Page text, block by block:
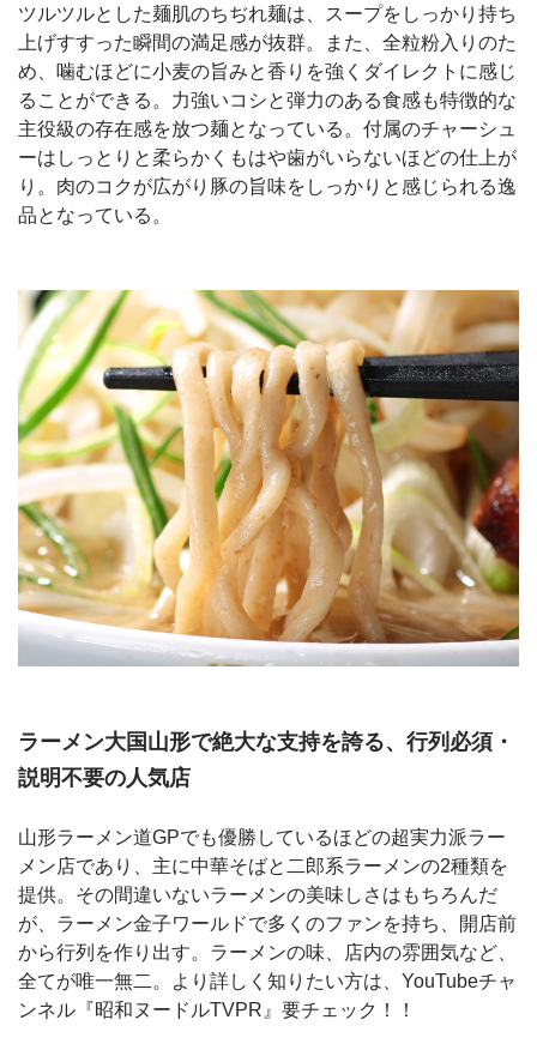
ツルツルとした麺肌のちぢれ麺は、スープをしっかり持ち
上げすすった瞬間の満足感が抜群。また、全粒粉入りのた
め、噛むほどに小麦の旨みと香りを強くダイレクトに感じ
ることができる。力強いコシと弾力のある食感も特徴的な
主役級の存在感を放つ麺となっている。付属のチャーシュ
ーはしっとりと柔らかくもはや歯がいらないほどの仕上が
り。肉のコクが広がり豚の旨味をしっかりと感じられる逸
品となっている。
ラーメン大国山形で絶大な支持を誇る、行列必須・
説明不要の人気店
山形ラーメン道GPでも優勝しているほどの超実力派ラー
メン店であり、主に中華そばと二郎系ラーメンの2種類を
提供。その間違いないラーメンの美味しさはもちろんだ
が、ラーメン金子ワールドで多くのファンを持ち、開店前
から行列を作り出す。ラーメンの味、店内の雰囲気など、
全てが唯一無二。より詳しく知りたい方は、YouTubeチャ
ンネル『昭和ヌードルTVPR』要チェック！！